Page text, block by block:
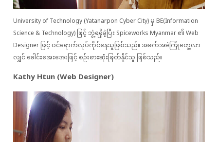
University of Technology (Yatanarpon Cyber City) မှ BE(Information
Science & Technology) ဖြင့် ဘွဲ့ရရှိခဲ့ပြီး Spiceworks Myanmar ၏ Web
Designer ဖြင့် ဝင်ရောက်လုပ်ကိုင်နေသူဖြစ်သည်။ အခက်အခဲကြုံတွေ့လာ
လျှင် ခေါင်းအေးအေးဖြင့် စဉ်းစားဆုံးဖြတ်နိူင်သူ ဖြစ်သည်။
Kathy Htun (Web Designer)